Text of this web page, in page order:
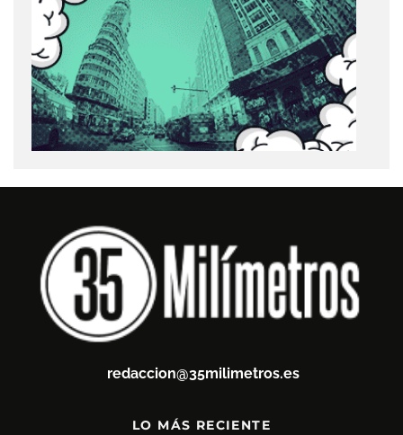
redaccion@35milimetros.es
LO MÁS RECIENTE